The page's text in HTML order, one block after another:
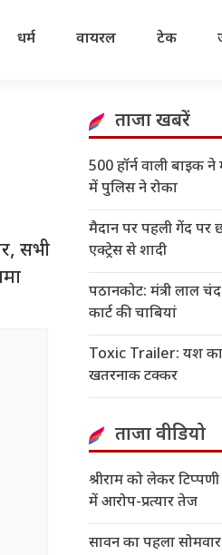
धर्म वायरल टेक
सभी
ताजा खबरें
500 हॉर्न वाली बाइक
में पुलिस ने रोका
मैदान पर पहली गेंद पर
एक्ट्रेस से शादी
पठानकोट: मंत्री लाल
कार्ट की चाबियां
Toxic Trailer: यश का
खतरनाक टक्कर
ताजा वीडियो
श्रीराम को लेकर
में आरोप-प्रत्यार तेज
सावन का पहला